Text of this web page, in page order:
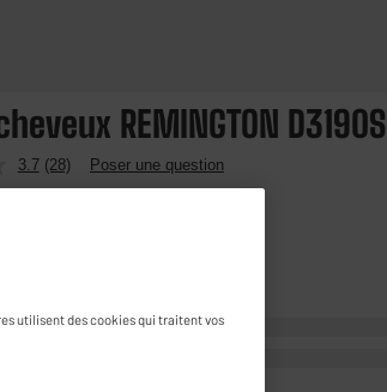
REMINGTON D3190S
3.7 Lire
28
(28) Poser une question
utilisent des cookies qui traitent vos